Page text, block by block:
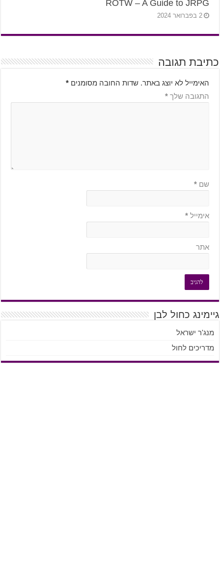
ROTW – A Guide to JRPG
2 בפברואר 2024
כתיבת תגובה
האימייל לא יוצג באתר. שדות החובה מסומנים *
התגובה שלך *
שם *
אימייל *
אתר
גיימינג כחול לבן
מנג'ר ישראל
מדריכים לחול